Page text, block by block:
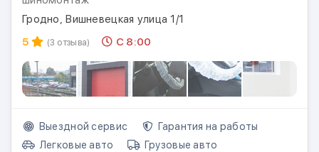
Гродно, Вишневецкая улица 1/1
5
(3 отзыва) С 8:00
Выездной сервис
Гарантия на работы
Легковые авто
Грузовые авто